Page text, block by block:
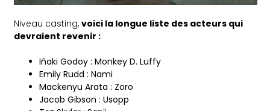
Niveau casting,voici la longue liste des acteurs qui
devraient revenir :
Iñaki Godoy : Monkey D. Luffy
Emily Rudd : Nami
Mackenyu Arata : Zoro
Jacob Gibson : Usopp